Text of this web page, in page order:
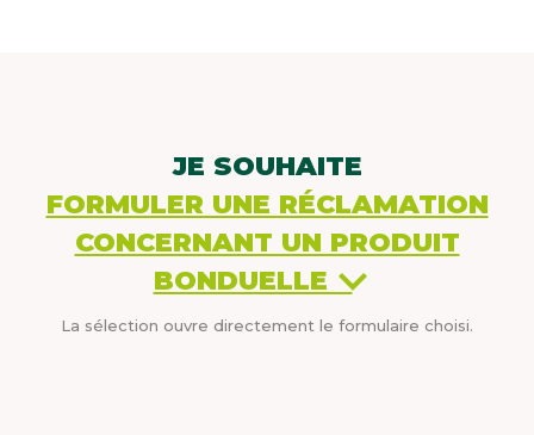
JE SOUHAITE
FORMULER UNE RÉCLAMATION
CONCERNANT UN PRODUIT
BONDUELLE
La sélection ouvre directement le formulaire choisi.